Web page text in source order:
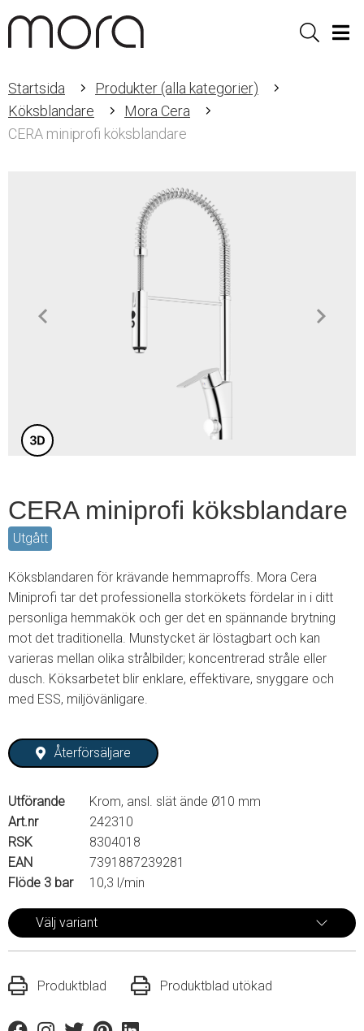
Sök
Startsida
Produkter (alla kategorier)
Köksblandare
Mora Cera
CERA miniprofi köksblandare
CERA miniprofi köksblandare
Utgått
Köksblandaren för krävande hemmaproffs. Mora Cera
Miniprofi tar det professionella storkökets fördelar in i ditt
personliga hemmakök och ger det en spännande brytning
mot det traditionella. Munstycket är löstagbart och kan
varieras mellan olika strålbilder; koncentrerad stråle eller
dusch. Köksarbetet blir enklare, effektivare, snyggare och
med ESS, miljövänligare.
Återförsäljare
Utförande
Krom, ansl. slät ände Ø10 mm
Art.nr
242310
RSK
8304018
EAN
7391887239281
Flöde 3 bar
10,3 l/min
Välj variant
Produktblad Produktblad utökad